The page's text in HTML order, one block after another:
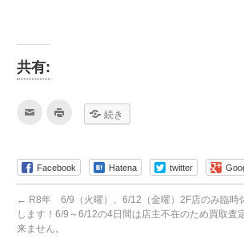
共有:
て
友
達
へ
メ
ー
ル
で
送
て
印
刷
(新
し
い
ウ
続き
Facebook Hatena twitter
← R8年 6/9（火曜）、6/12（金曜）2F店のみ臨時
します！6/9～6/12の4日間は店主不在のため買取査
来ません。